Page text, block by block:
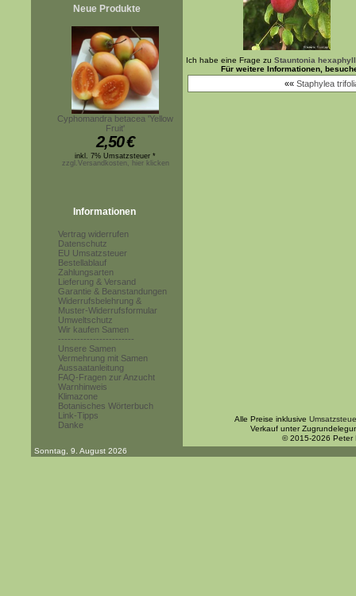
Neue Produkte
Cyphomandra betacea 'Yellow
Fruit'
2,50€
inkl. 7% Umsatzsteuer *
zzgl.Versandkosten, hier klicken
Informationen
Vertrag widerrufen
Datenschutz
EU Umsatzsteuer
Bestellablauf
Zahlungsarten
Lieferung & Versand
Garantie & Beanstandungen
Widerrufsbelehrung &
Muster-Widerrufsformular
Umweltschutz
Wir kaufen Samen
------------------------
Unsere Samen
Vermehrung mit Samen
Aussaatanleitung
FAQ-Fragen zur Anzucht
Warnhinweis
Klimazone
Botanisches Wörterbuch
Link-Tipps
Danke
Ich habe eine Frage zu Stauntonia
Für weitere Informationen,
«« Staphylea
Alle Preise inklusive
Verkauf unter
© 2015-2026 Peter
Sonntag, 9. August 2026